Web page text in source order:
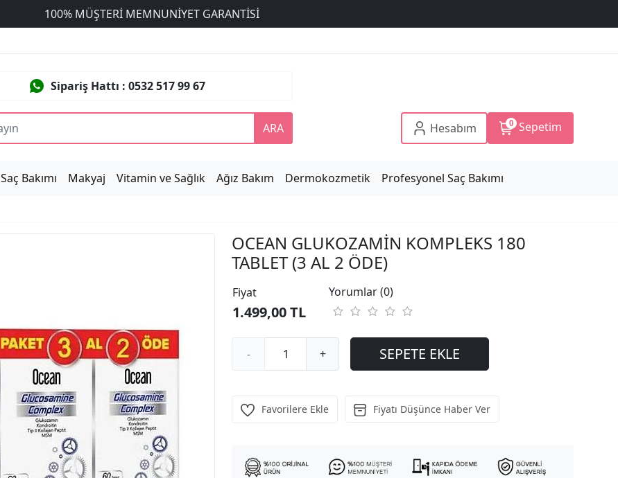
ÜCRETSİZ DEĞİŞİM
Sipariş Hattı : 0532 517 99 67
ARA Hesabım 0 Sepetim
Saç Bakımı Makyaj Vitamin ve Sağlık Ağız Bakım Dermokozmetik Profesyonel Saç Bakımı
OCEAN GLUKOZAMİN KOMPLEKS 180
TABLET (3 AL 2 ÖDE)
Fiyat
1.499,00 TL
Yorumlar (0)
- + SEPETE EKLE
Favorilere Ekle Fiyatı Düşünce Haber Ver